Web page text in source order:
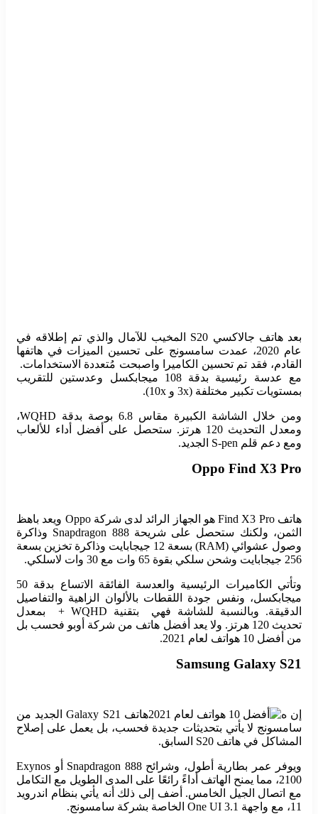
بعد هاتف جالاكسي S20 المخيب للآمال والذي تم إطلاقه في
عام 2020، عمدت سامسونج على تحسين الميزات في هاتفها
القادم، فقد تم تحسين الكاميرا واصبحت مُتعددة الاستخدامات.
مع عدسة رئيسية بدقة 108 ميجابكسل وعدستين للتقريب
بمستويات تكبير مختلفة (3x و 10x).
ومن خلال الشاشة الكبيرة مقاس 6.8 بوصة بدقة WQHD،
ومعدل التحديث 120 هرتز. ستحصل على أفضل أداء للألعاب
ومع دعم قلم S-pen الجديد.
Oppo Find X3 Pro
هاتف Find X3 Pro هو الجهاز الرائد لدى شركة Oppo ويعد باهظ
الثمن، ولكنك ستحصل على شريحة Snapdragon 888 وذاكرة
وصول عشوائي (RAM) بسعة 12 جيجابايت وذاكرة تخزين بسعة
256 جيجابايت وشحن سلكي بقوة 65 وات مع 30 وات لاسلكي.
وتأتي الكاميرات الرئيسية والعدسة الفائقة الاتساع بدقة 50
ميجابكسل، ونفس جودة اللقطات بالألوان الزاهية والتفاصيل
الدقيقة. وبالنسبة للشاشة فهي بتقنية WQHD + بمعدل
تحديث 120 هرتز. ولا يعد أفضل هاتف من شركة أوبو فحسب بل
من أفضل 10 هواتف لعام 2021.
Samsung Galaxy S21
إن ه
هاتف Galaxy S21 الجديد من
سامسونج لا يأتي بتحديثات جديدة فحسب، بل يعمل على إصلاح
المشاكل في هاتف S20 السابق.
ويوفر عمر بطارية أطول، وشرائح Snapdragon 888 أو Exynos
2100، مما يمنح الهاتف أداءً رائعًا على المدى الطويل مع التكامل
مع اتصال الجيل الخامس. أضف إلى ذلك أنه يأتي بنظام اندرويد
11، مع واجهة One UI 3.1 الخاصة بشركة سامسونج.